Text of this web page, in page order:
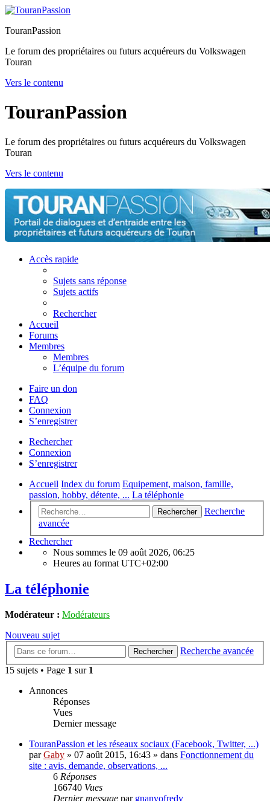
TouranPassion
Le forum des propriétaires ou futurs acquéreurs du Volkswagen
Touran
Vers le contenu
TouranPassion
Le forum des propriétaires ou futurs acquéreurs du Volkswagen
Touran
Vers le contenu
Accès rapide
Sujets sans réponse
Sujets actifs
Rechercher
Accueil
Forums
Membres
Membres
L’équipe du forum
Faire un don
FAQ
Connexion
S’enregistrer
Rechercher
Connexion
S’enregistrer
Accueil Index du forum Equipement, maison, famille,
passion, hobby, détente, ... La téléphonie
Rechercher
Recherche
avancée
Rechercher
Nous sommes le 09 août 2026, 06:25
Heures au format UTC+02:00
La téléphonie
Modérateur : Modérateurs
Nouveau sujet
Rechercher
Recherche avancée
15 sujets • Page 1 sur 1
Annonces
Réponses
Vues
Dernier message
TouranPassion et les réseaux sociaux (Facebook, Twitter, ...)
parGaby » 07 août 2015, 16:43 » dans Fonctionnement du
site : avis, demande, observations, ...
6 Réponses
166740 Vues
Dernier message par gnanvofredy